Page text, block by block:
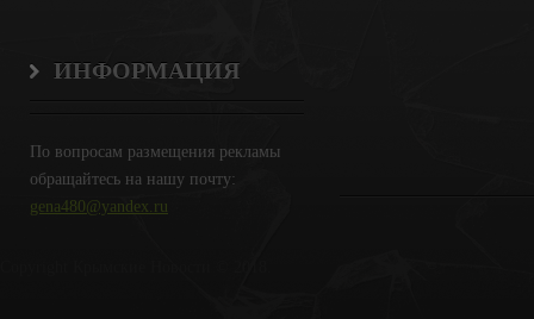
ИНФОРМАЦИЯ
По вопросам размещения рекламы
обращайтесь на нашу почту:
gena480@yandex.ru